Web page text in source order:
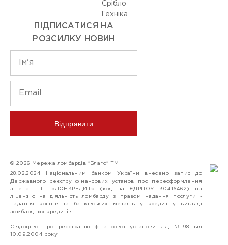
Срiбло
Технiка
ПІДПИСАТИСЯ НА
РОЗСИЛКУ НОВИН
Відправити
© 2026 Мережа ломбардів "Благо" ТМ
28.02.2024 Національним банком України внесено запис до
Державного реєстру фінансових установ про переоформлення
ліцензії ПТ «ДОНКРЕДИТ» (код за ЄДРПОУ 30416462) на
ліцензію на діяльність ломбарду з правом надання послуги -
надання коштів та банківських металів у кредит у вигляді
ломбардних кредитів.
Свідоцтво про реєстрацію фінансової установи ЛД №98 від
10.09.2004 року